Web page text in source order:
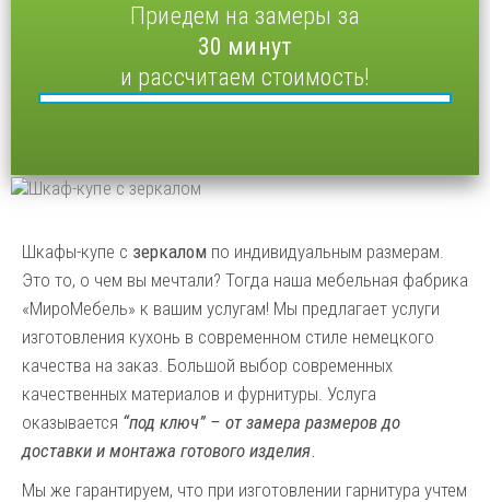
Приедем на замеры за
30 минут
и рассчитаем стоимость!
Шкафы-купе с зеркалом по индивидуальным размерам.
Это то, о чем вы мечтали? Тогда наша мебельная фабрика
«МироМебель» к вашим услугам! Мы предлагает услуги
изготовления кухонь в современном стиле немецкого
качества на заказ. Большой выбор современных
качественных материалов и фурнитуры. Услуга
оказывается “под ключ” – от замера размеров до
доставки и монтажа готового изделия.
Мы же гарантируем, что при изготовлении гарнитура учтем